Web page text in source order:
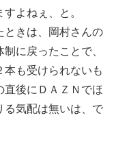
よねぇ、と。
ときは、岡村さんの
に戻ったことで、
本も受けられないも
直後にＤＡＺＮでほ
る気配は無いは、で